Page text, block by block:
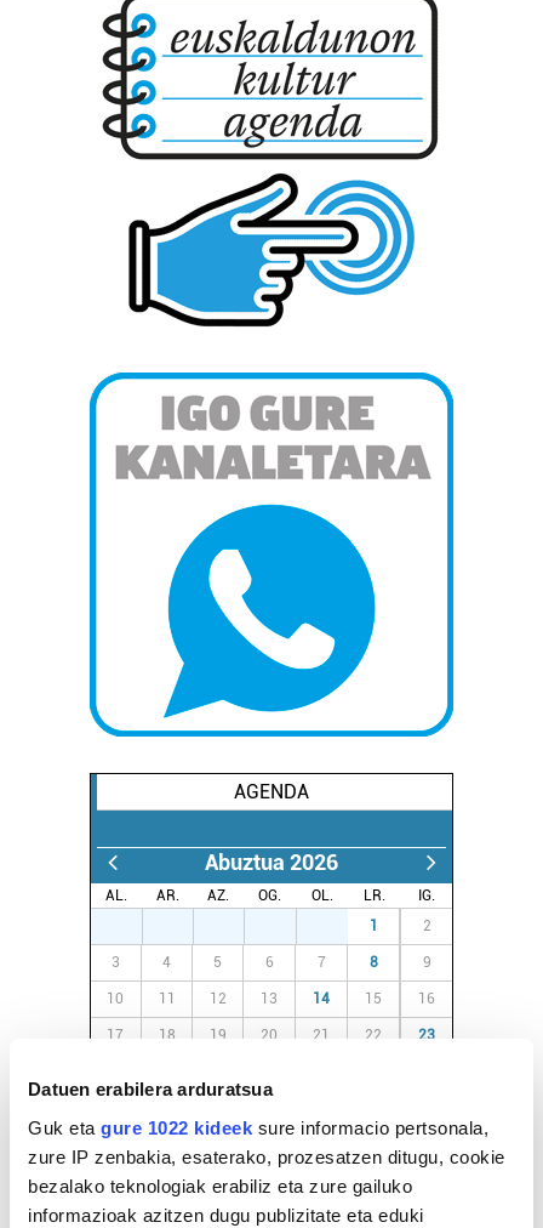
Datuen erabilera arduratsua
Guk eta gure 1022 kideek sure informacio pertsonala,
zure IP zenbakia, esaterako, prozesatzen ditugu, cookie
bezalako teknologiak erabiliz eta zure gailuko
informazioak azitzen dugu publizitate eta eduki
AGENDA
Abuztua 2026
AL. AR. AZ. OG. OL. LR.
IG.
1 2
3 4 5 6 7 8 9
10 11 12 13 14 15 16
17 18 19 20 21 22 23
EGURALDIA